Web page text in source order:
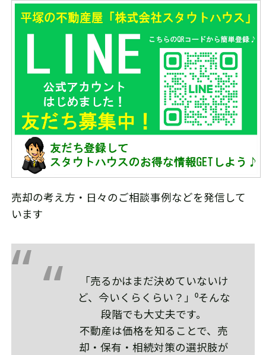
売却の考え方・日々のご相談事例などを発信して
います
「売るかはまだ決めていないけ
ど、今いくらくらい？」⁰そんな
段階でも大丈夫です。
不動産は価格を知ることで、売
却・保有・相続対策の選択肢が